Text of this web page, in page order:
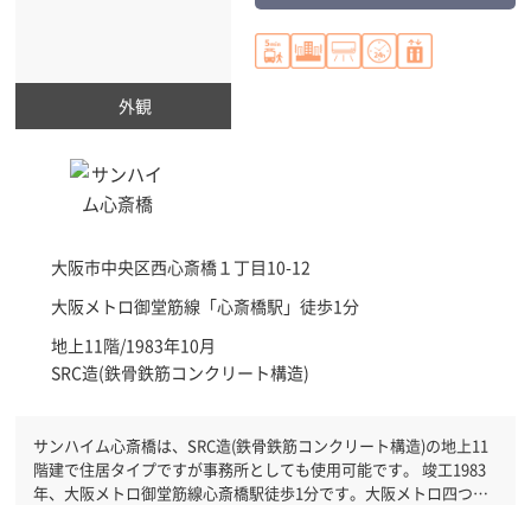
外観
大阪市中央区西心斎橋１丁目10-12
大阪メトロ御堂筋線「心斎橋駅 」徒歩1分
地上11階/1983年10月
SRC造(鉄骨鉄筋コンクリート構造)
サンハイム心斎橋は、SRC造(鉄骨鉄筋コンクリート構造)の地上11
階建で住居タイプですが事務所としても使用可能です。 竣工1983
年、大阪メトロ御堂筋線心斎橋駅徒歩1分です。大阪メトロ四つ橋